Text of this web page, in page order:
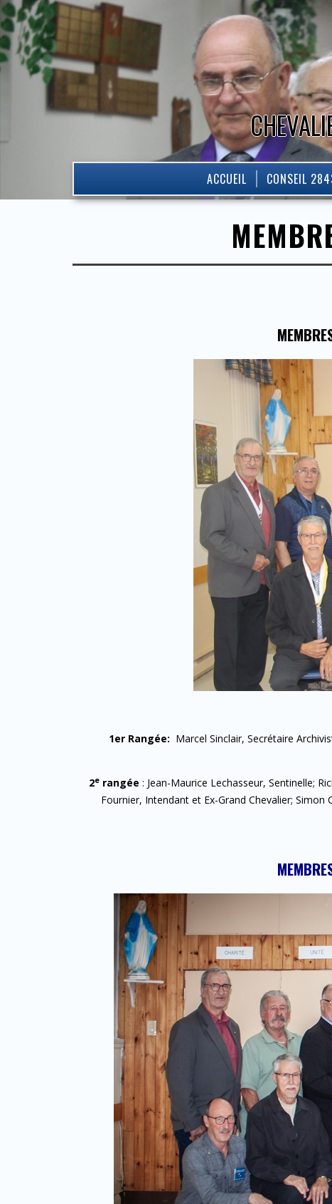
ACCUEIL CONSEIL
1er Rangée: Marcel Sinclair, Secrétaire
2erangée : Jean-Maurice Lechasseur, Sentinelle;
Fournier, Intendant et Ex-Grand Chevalier; Simon